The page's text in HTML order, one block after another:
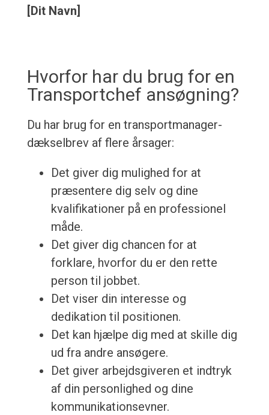
[Dit Navn]
Hvorfor har du brug for en
Transportchef ansøgning?
Du har brug for en transportmanager-
dækselbrev af flere årsager:
Det giver dig mulighed for at
præsentere dig selv og dine
kvalifikationer på en professionel
måde.
Det giver dig chancen for at
forklare, hvorfor du er den rette
person til jobbet.
Det viser din interesse og
dedikation til positionen.
Det kan hjælpe dig med at skille dig
ud fra andre ansøgere.
Det giver arbejdsgiveren et indtryk
af din personlighed og dine
kommunikationsevner.